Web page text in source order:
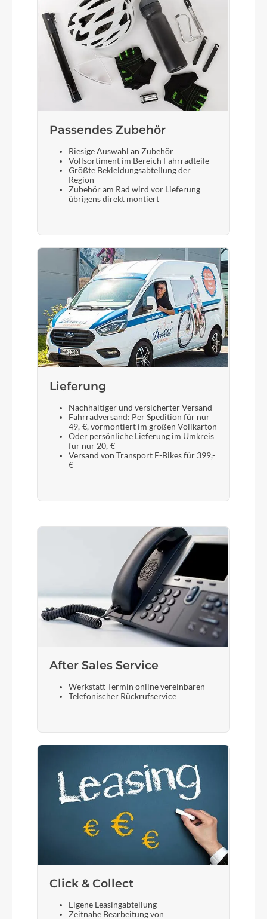
Passendes Zubehör
Riesige Auswahl an Zubehör
Vollsortiment im Bereich Fahrradteile
Größte Bekleidungsabteilung der
Region
Zubehör am Rad wird vor Lieferung
übrigens direkt montiert
Lieferung
Nachhaltiger und versicherter Versand
Fahrradversand: Per Spedition für nur
49,-€, vormontiert im großen Vollkarton
Oder persönliche Lieferung im Umkreis
für nur 20,-€
Versand von Transport E-Bikes für 399,-
€
After Sales Service
Werkstatt Termin online vereinbaren
Telefonischer Rückrufservice
Click & Collect
Eigene Leasingabteilung
Zeitnahe Bearbeitung von